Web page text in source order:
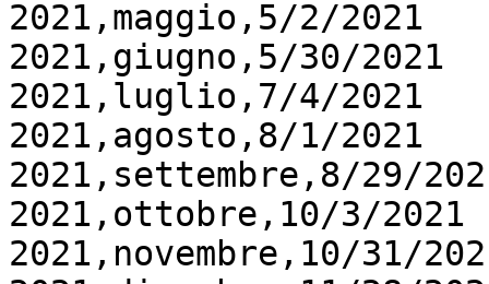
2021,maggio,5/2/2021
2021,giugno,5/30/2021
2021,luglio,7/4/2021
2021,agosto,8/1/2021
2021,settembre,8/29/
2021,ottobre,10/3/2021
2021,novembre,10/31/